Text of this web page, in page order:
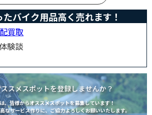
バイク用品高く売れます！
買取
験談
スメスポットを登録しませんか？
、皆様からオススメスポットを募集しています！
なサービス作りに、ご協力よろしくお願いいたします。